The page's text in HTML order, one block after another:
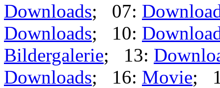
Downloads; 07:
Downloads; 10:
Bildergalerie; 13:
Downloads; 16: Movie;